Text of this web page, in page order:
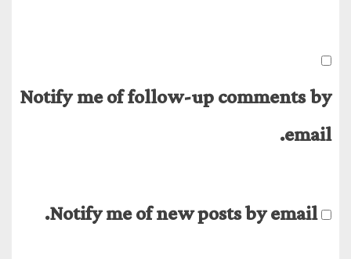
Notify me of follow-up comments by
email.
Notify me of new posts by email.